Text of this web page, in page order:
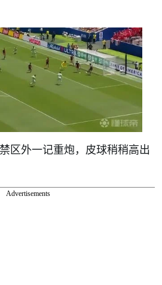
区外一记重炮，皮球稍稍高出
Advertisements